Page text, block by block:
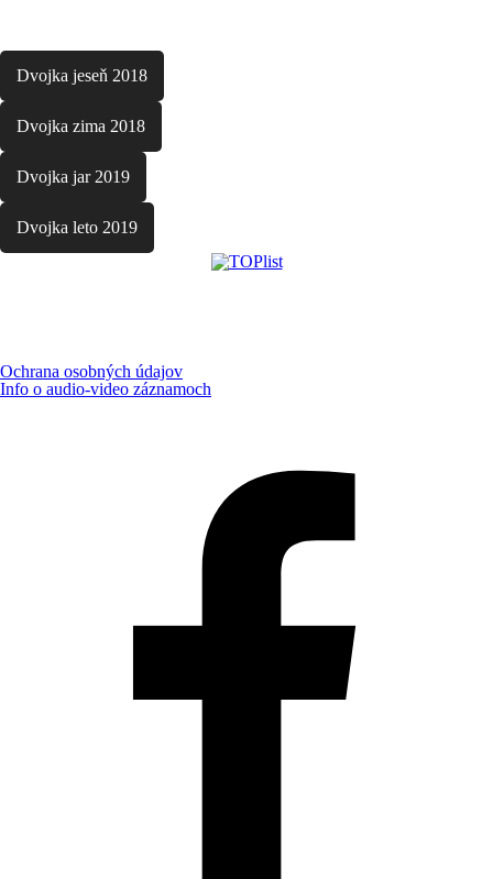
Dvojka jeseň 2018
Dvojka zima 2018
Dvojka jar 2019
Dvojka leto 2019
Ochrana osobných údajov
Info o audio-video záznamoch